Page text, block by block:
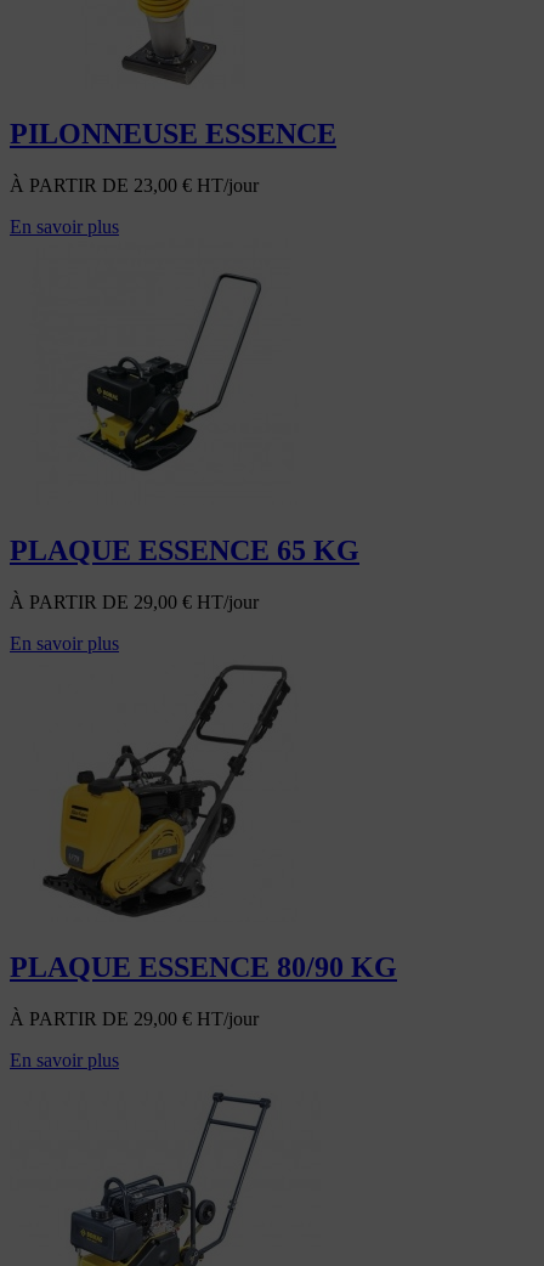
PILONNEUSE ESSENCE
À PARTIR DE 23,00 € HT/jour
En savoir plus
PLAQUE ESSENCE 65 KG
À PARTIR DE 29,00 € HT/jour
En savoir plus
PLAQUE ESSENCE 80/90 KG
À PARTIR DE 29,00 € HT/jour
En savoir plus